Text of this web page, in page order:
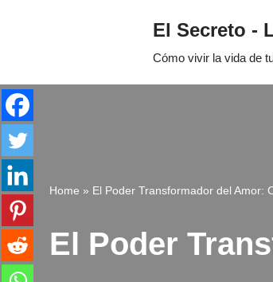
contenido
El Secreto -
Cómo vivir la vida de
Home » El Poder Transformador del Amor:
El Poder